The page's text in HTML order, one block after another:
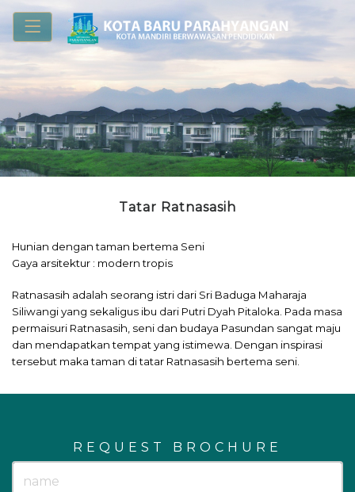
Tatar Ratnasasih
Hunian dengan taman bertema Seni
Gaya arsitektur : modern tropis
Ratnasasih adalah seorang istri dari Sri Baduga Maharaja
Siliwangi yang sekaligus ibu dari Putri Dyah Pitaloka. Pada masa
permaisuri Ratnasasih, seni dan budaya Pasundan sangat maju
dan mendapatkan tempat yang istimewa. Dengan inspirasi
tersebut maka taman di tatar Ratnasasih bertema seni.
REQUEST BROCHURE